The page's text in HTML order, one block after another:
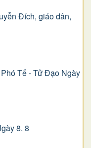
Ðích, giáo dân,
Tế - Tử Đạo Ngày
8. 8